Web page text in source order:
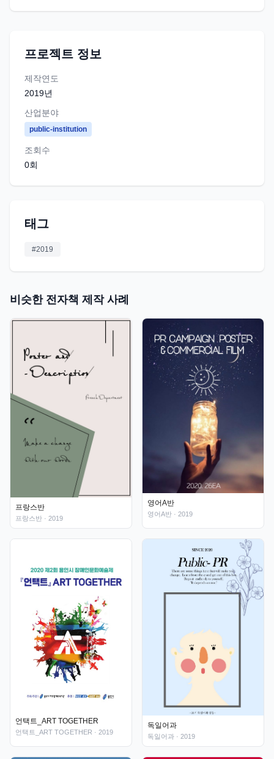
프로젝트 정보
제작연도
2019년
산업분야
public-institution
조회수
0회
태그
#2019
비슷한 전자책 제작 사례
프랑스반
프랑스반 · 2019
영어A반
영어A반 · 2019
언택트_ART TOGETHER
언택트_ART TOGETHER · 2019
독일어과
독일어과 · 2019